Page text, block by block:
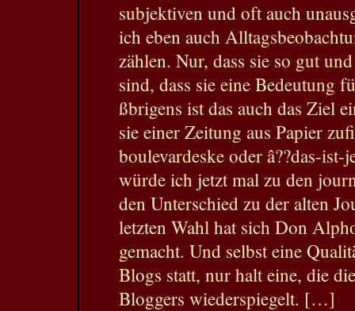
subjektiven und oft auch
ich eben auch
zählen. Nur, dass sie so gut
sind, dass sie eine Bedeutung
ßbrigens ist das auch das Ziel
sie einer Zeitung aus Papier
boulevardeske oder â??das-
würde ich jetzt mal zu den
den Unterschied zu der alten
letzten Wahl hat sich Don
gemacht. Und selbst eine
Blogs statt, nur halt eine, die
Bloggers wiederspiegelt. […]